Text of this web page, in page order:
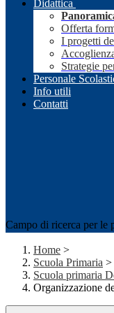
Didattica
Offerta
I progetti
Strategie
Personale
Info utili
Contatti
Campo di ricerca per le
Home >
Scuola Primaria >
Scuola primaria
Organizzazione